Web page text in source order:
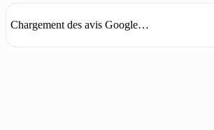
Chargement des avis Google…